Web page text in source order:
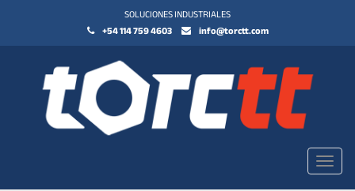
SOLUCIONES INDUSTRIALES
+54 114 759 4603
info@torctt.com